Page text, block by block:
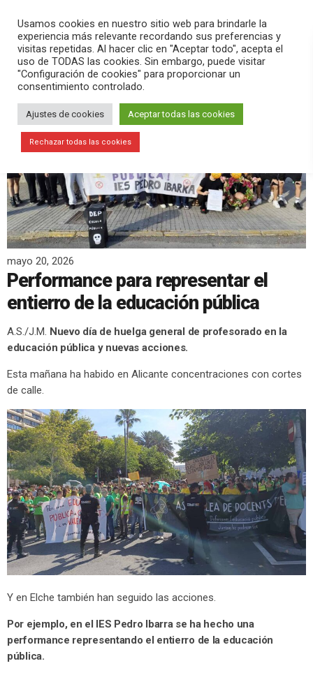
search menu pause PLAY
mayo 20, 2026
Performance para representar el
entierro de la educación pública
A.S./J.M. Nuevo día de huelga general de profesorado en la
educación pública y nuevas acciones.
Esta mañana ha habido en Alicante concentraciones con cortes
de calle.
Y en Elche también han seguido las acciones.
Por ejemplo, en el IES Pedro Ibarra se ha hecho una
performance representando el entierro de la educación
pública.
Usamos cookies en nuestro sitio web para brindarle la
experiencia más relevante recordando sus preferencias y
visitas repetidas. Al hacer clic en "Aceptar todo", acepta el
uso de TODAS las cookies. Sin embargo, puede visitar
"Configuración de cookies" para proporcionar un
consentimiento controlado.
Ajustes de cookies Aceptar todas las cookies
Rechazar todas las cookies